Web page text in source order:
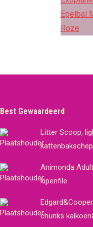
Best Gewaardeerd
Litter Scoop,
kattenbakschep
Animonda
kipenfile
chunks